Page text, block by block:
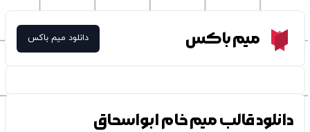
Meme Boxمیم باکس دانلود میم باکس
دانلود قالب میم خام ابواسحاق